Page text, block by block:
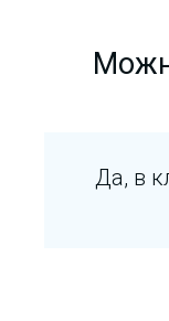
Да, в